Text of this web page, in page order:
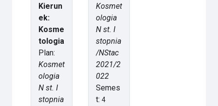
Kierun
ek:
Kosme
tologia
Plan:
Kosmet
ologia
N st. I
stopnia
Kosmet
ologia
N st. I
stopnia
/NStac
2021/2
022
Semes
t: 4